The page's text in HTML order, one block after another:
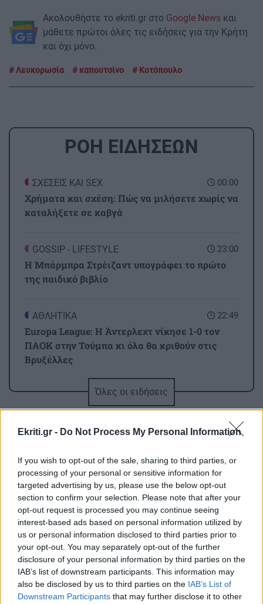
Ekriti.gr - Do Not Process My Personal Information
If you wish to opt-out of the sale, sharing to third parties, or
processing of your personal or sensitive information for
targeted advertising by us, please use the below opt-out
section to confirm your selection. Please note that after your
opt-out request is processed you may continue seeing
interest-based ads based on personal information utilized by
us or personal information disclosed to third parties prior to
your opt-out. You may separately opt-out of the further
disclosure of your personal information by third parties on the
IAB’s list of downstream participants. This information may
also be disclosed by us to third parties on the IAB’s List of
Downstream Participants that may further disclose it to other
Ακολουθήστε το ekriti.gr στο Google News και
μάθετε πρώτοι όλες τις ειδήσεις για την Κρήτη
και όχι μόνο.
Λευκορωσία καπουτσίνο Κοτόπουλο
ΡΟΗ ΕΙΔΗΣΕΩΝ
00:00
ΣΧΕΣΕΙΣ ΚΑΙ SEX
Χρήματα και σχέση: Πώς να μιλήσετε χωρίς να
καταλήξετε σε καβγά
23:00
GOSSIP - LIFESTYLE
Η Μπάρμπρα Στρέιζαντ υπογράφει το πρώτο
της παιδικό βιβλίο
22:49
ΑΘΛΗΤΙΚΑ
Europa League: Η Άντερλεχτ νίκησε 1-0 τον
ΠΑΟΚ στην Τούμπα κι όλα θα κριθούν στις
Βρυξέλλες
ΠΟΑ: Ανακοίνωσε την απόκτηση τριών Ιταλών
ποδοσφαιριστών
22:25
ΑΘΛΗΤΙΚΑ
UEFA: «Το μποϊκοτάζ στις διοργανώσεις της
FIFA παραμένει σε ισχύ»
22:19
ΑΘΛΗΤΙΚΑ
Europa League: Η ΤΣΣΚΑ Σόφιας διέλυσε 3-0
την Μακάμπι Τελ Αβίβ και ετοιμάζεται για
ΟΦΗ (βίντεο)
Όλες οι ειδήσεις
ΠΕΡΙΣΣΟΤΕΡΑ
ΣΧΕΣΕΙΣ ΚΑΙ SEX
Χρήματα και σχέση: Πώς να μιλήσετε